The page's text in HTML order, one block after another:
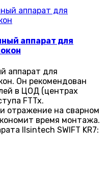
аппарат для
аппарат для
Он рекомендован
в ЦОД (центрах
FTTx.
отражение на сварном
время монтажа.
Ilsintech SWIFT KR7: